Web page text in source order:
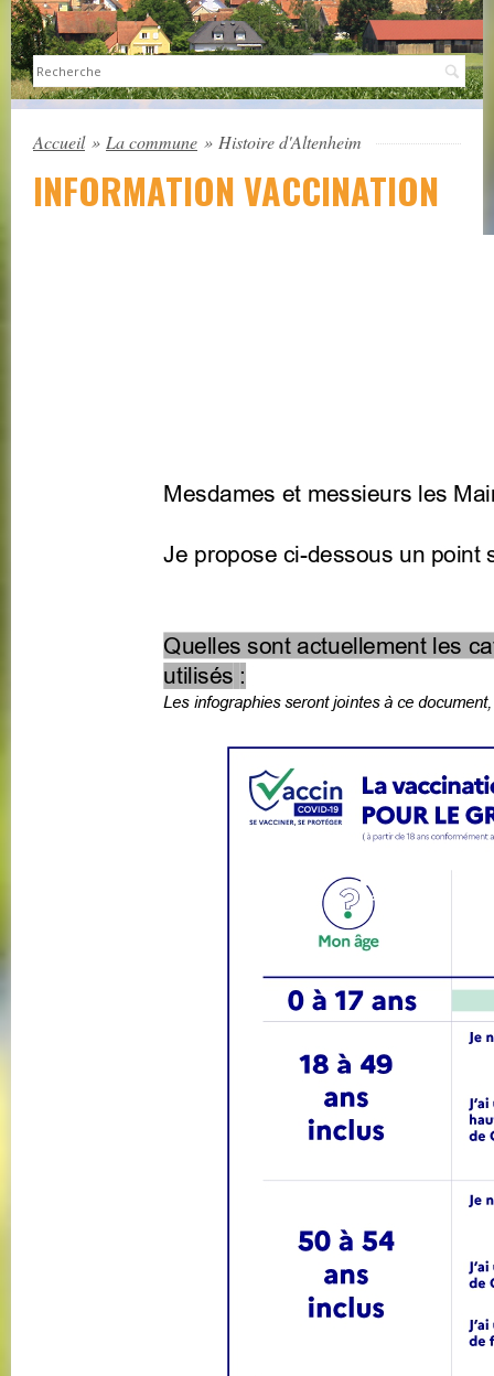
Accueil » La commune » Histoire d'Altenheim
INFORMATION VACCINATION